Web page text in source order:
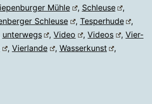
Mühle , Schleuse
,
Schleuse , Tesperhude
,
unterwegs ,Video ,Videos , Vier-
, Vierlande , Wasserkunst
,